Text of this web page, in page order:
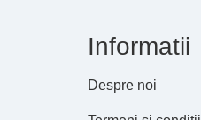
Informatii
Despre noi